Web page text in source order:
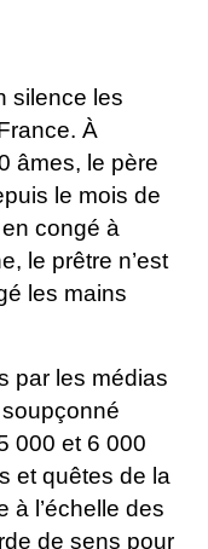
silence les
À
âmes, le père
le mois de
congé à
le prêtre n’est
les mains
par les médias
000 et 6 000
et quêtes de la
à l’échelle des
de sens pour